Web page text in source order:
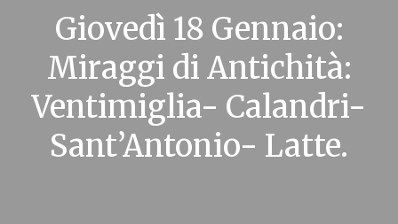
Giovedì 18 Gennaio:
Miraggi di Antichità:
Ventimiglia- Calandri-
Sant’Antonio- Latte.